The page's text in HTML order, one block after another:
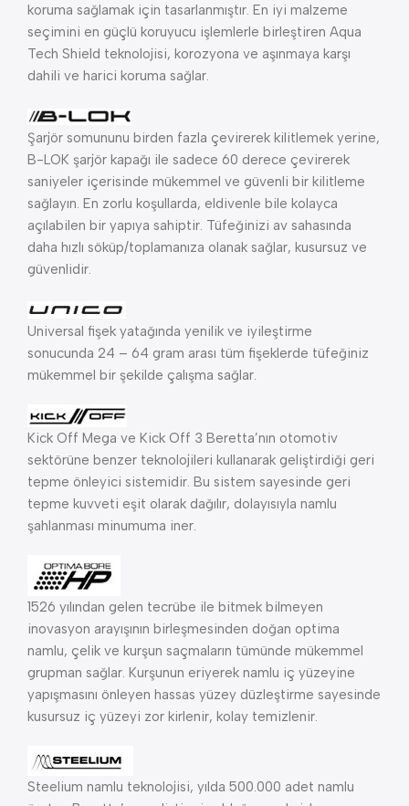
koruma sağlamak için tasarlanmıştır. En iyi malzeme
seçimini en güçlü koruyucu işlemlerle birleştiren Aqua
Tech Shield teknolojisi, korozyona ve aşınmaya karşı
dahili ve harici koruma sağlar.
Şarjör somununu birden fazla çevirerek kilitlemek yerine,
B-LOK şarjör kapağı ile sadece 60 derece çevirerek
saniyeler içerisinde mükemmel ve güvenli bir kilitleme
sağlayın. En zorlu koşullarda, eldivenle bile kolayca
açılabilen bir yapıya sahiptir. Tüfeğinizi av sahasında
daha hızlı söküp/toplamanıza olanak sağlar, kusursuz ve
güvenlidir.
Universal fişek yatağında yenilik ve iyileştirme
sonucunda 24 – 64 gram arası tüm fişeklerde tüfeğiniz
mükemmel bir şekilde çalışma sağlar.
Kick Off Mega ve Kick Off 3 Beretta’nın otomotiv
sektörüne benzer teknolojileri kullanarak geliştirdiği geri
tepme önleyici sistemidir. Bu sistem sayesinde geri
tepme kuvveti eşit olarak dağılır, dolayısıyla namlu
şahlanması minumuma iner.
1526 yılından gelen tecrübe ile bitmek bilmeyen
inovasyon arayışının birleşmesinden doğan optima
namlu, çelik ve kurşun saçmaların tümünde mükemmel
grupman sağlar. Kurşunun eriyerek namlu iç yüzeyine
yapışmasını önleyen hassas yüzey düzleştirme sayesinde
kusursuz iç yüzeyi zor kirlenir, kolay temizlenir.
Steelium namlu teknolojisi, yılda 500.000 adet namlu